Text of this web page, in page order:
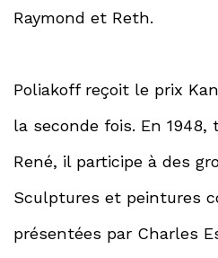
Raymond et Reth.
Poliakoff reçoit le prix
la seconde fois. En 1948,
René, il participe à des
Sculptures et peintures
présentées par Charles